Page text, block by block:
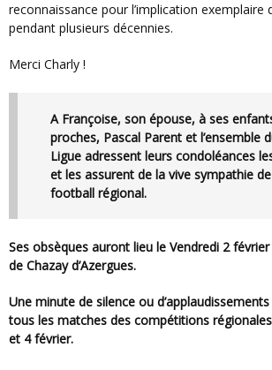
reconnaissance pour l’implication exemplaire
pendant plusieurs décennies.
Merci Charly !
A Françoise, son épouse, à ses enfants, à ses
proches, Pascal Parent et l’ensemble
Ligue adressent leurs condoléances
et les assurent de la vive sympathie de
football régional.
Ses obsèques auront lieu le Vendredi 2 février à 14h30 en l’église
de Chazay d’Azergues.
Une minute de silence ou d’applaudissements sera observée sur
tous les matches des compétitions
et 4 février.